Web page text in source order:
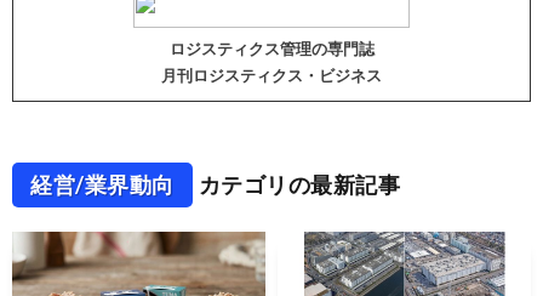
ロジスティクス管理の専門誌
月刊ロジスティクス・ビジネス
経営/業界動向 カテゴリの最新記事